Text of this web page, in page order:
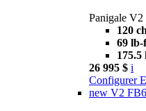
Panigale
120 ch
69 lb-
175.5
26 995 $ i
Configurer
new V2